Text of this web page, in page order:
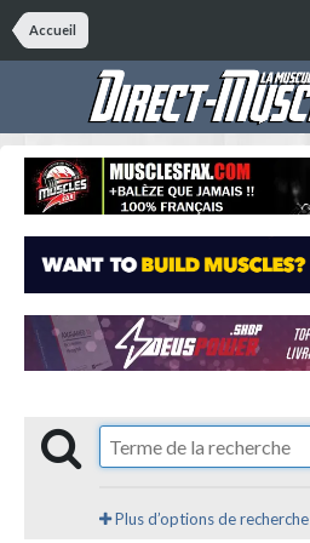
Accueil
Plus d’options de recherche